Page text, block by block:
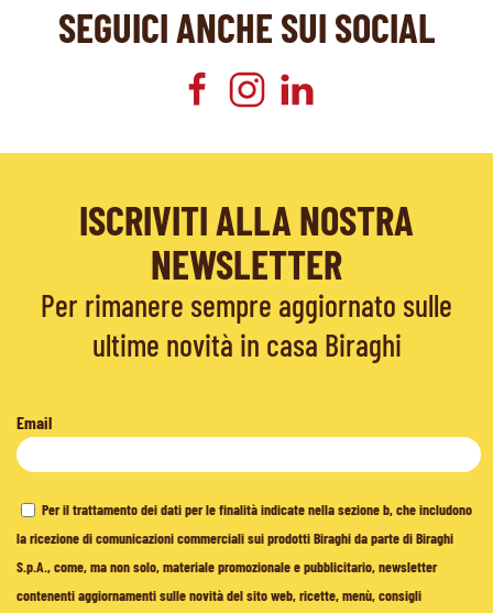
SEGUICI ANCHE SUI SOCIAL
ISCRIVITI ALLA NOSTRA
NEWSLETTER
Per rimanere sempre aggiornato sulle
ultime novità in casa Biraghi
Email
Per il trattamento dei dati per le finalità indicate nella sezione b, che includono
la ricezione di comunicazioni commerciali sui prodotti Biraghi da parte di Biraghi
S.p.A., come, ma non solo, materiale promozionale e pubblicitario, newsletter
contenenti aggiornamenti sulle novità del sito web, ricette, menù, consigli